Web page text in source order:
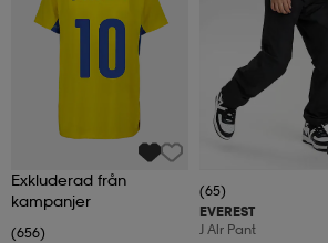
Exkluderad från
kampanjer
(656)
(65)
EVEREST
J Alr Pant